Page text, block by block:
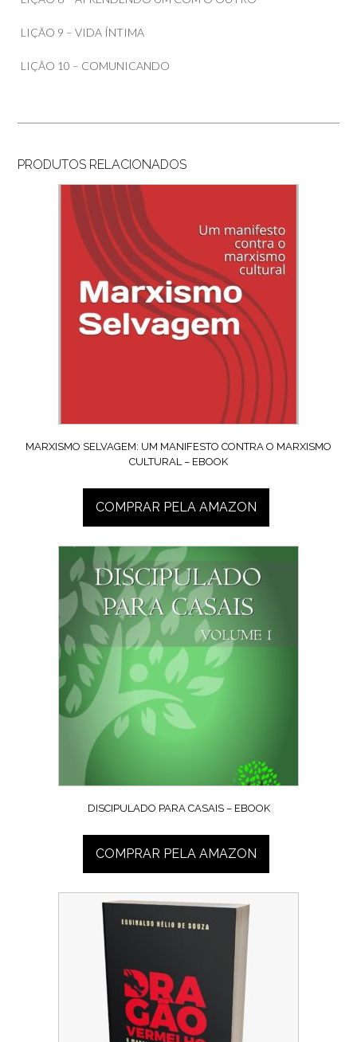
LIÇÃO 9 – VIDA ÍNTIMA
LIÇÃO 10 – COMUNICANDO
PRODUTOS RELACIONADOS
MARXISMO SELVAGEM: UM MANIFESTO CONTRA O MARXISMO
CULTURAL – EBOOK
COMPRAR PELA AMAZON
DISCIPULADO PARA CASAIS – EBOOK
COMPRAR PELA AMAZON